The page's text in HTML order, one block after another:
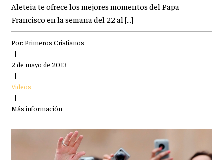
Aleteia te ofrece los mejores momentos del Papa
Francisco en la semana del 22 al […]
Por: Primeros Cristianos
|
2 de mayo de 2013
|
Videos
|
Más información